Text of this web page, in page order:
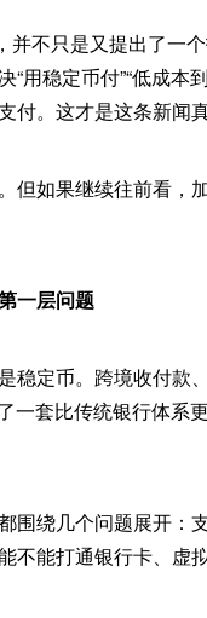
不只是又提出了一
用稳定币付”“低成本
。这才是这条新闻真
但如果继续往前看，
一层问题
稳定币。跨境收付款
一套比传统银行体系
围绕几个问题展开：
不能打通银行卡、虚